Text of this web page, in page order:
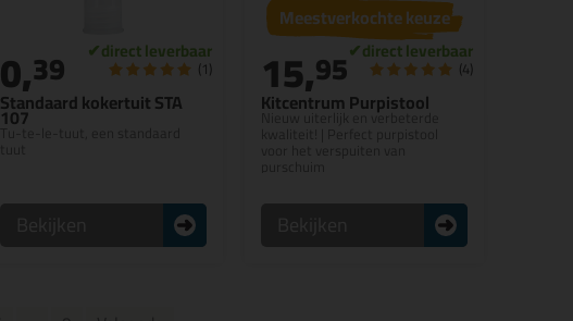
Standaard kokertuit STA
107
Tu-te-le-tuut, een standaard
0,39 (1)
Kitcentrum Purpistool
Nieuw uiterlijk en verbeterde
Meestverkochte keuze
15,95 (4)